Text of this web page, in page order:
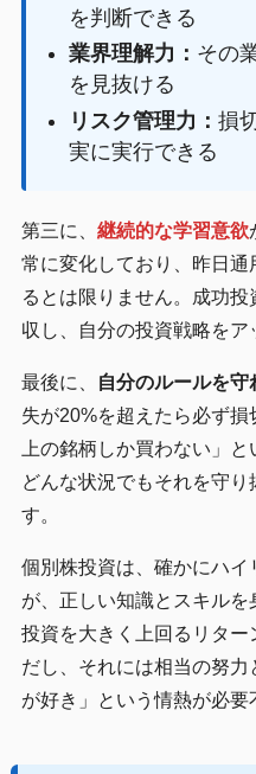
を判断できる
業界理解力： その
を見抜ける
リスク管理力： 損
実に実行できる
第三に、 継続的な学習意欲
常に変化しており、昨日
るとは限りません。成功
収し、自分の投資戦略をア
最後に、 自分のルールを守
失が20%を超えたら必ず
上の銘柄しか買わない」
どんな状況でもそれを守
す。
個別株投資は、確かにハ
が、正しい知識とスキル
投資を大きく上回るリタ
だし、それには相当の努
が好き」という情熱が必要